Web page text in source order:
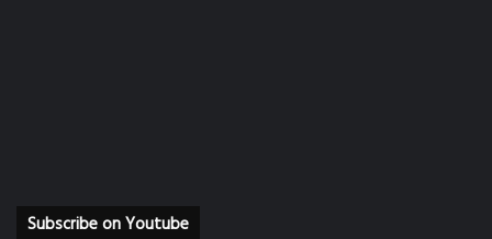
Subscribe on Youtube